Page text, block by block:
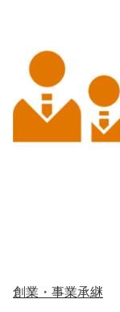
創業・事業承継